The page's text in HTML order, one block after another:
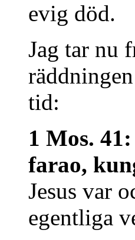
evig död.
Jag tar nu
tid:
1 Mos.
farao,
Jesus var
egentliga